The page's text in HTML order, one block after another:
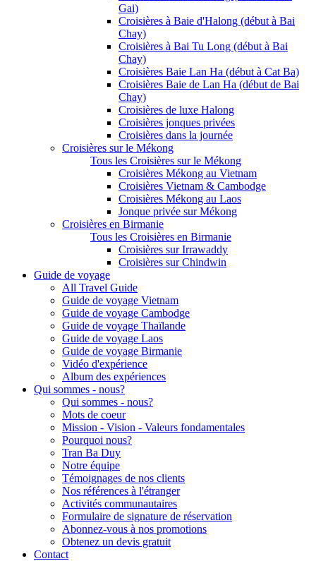
Gai)
Croisières à Baie d'Halong (début à Bai
Chay)
Croisières à Bai Tu Long (début à Bai
Chay)
Croisières Baie Lan Ha (début à Cat Ba)
Croisières Baie de Lan Ha (début de Bai
Chay)
Croisières de luxe Halong
Croisières jonques privées
Croisières dans la journée
Croisières sur le Mékong
Tous les Croisières sur le Mékong
Croisières Mékong au Vietnam
Croisières Vietnam & Cambodge
Croisières Mékong au Laos
Jonque privée sur Mékong
Croisières en Birmanie
Tous les Croisières en Birmanie
Croisières sur Irrawaddy
Croisières sur Chindwin
Guide de voyage
All Travel Guide
Guide de voyage Vietnam
Guide de voyage Cambodge
Guide de voyage Thaïlande
Guide de voyage Laos
Guide de voyage Birmanie
Vidéo d'expérience
Album des expériences
Qui sommes - nous?
Qui sommes - nous?
Mots de coeur
Mission - Vision - Valeurs fondamentales
Pourquoi nous?
Tran Ba Duy
Notre équipe
Témoignages de nos clients
Nos références à l'étranger
Activités communautaires
Formulaire de signature de réservation
Abonnez-vous à nos promotions
Obtenez un devis gratuit
Contact